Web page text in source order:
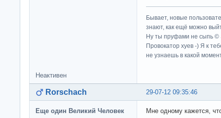
Бывает, новые
знают, как ещё можно
Ну ты пруфами не сыпь ©
Провокатор хуев -) Я к
не узнаешь в какой
Неактивен
29-07-12 09:35:46
Rorschach
Еще один Великий Человек Мне одному кажется,